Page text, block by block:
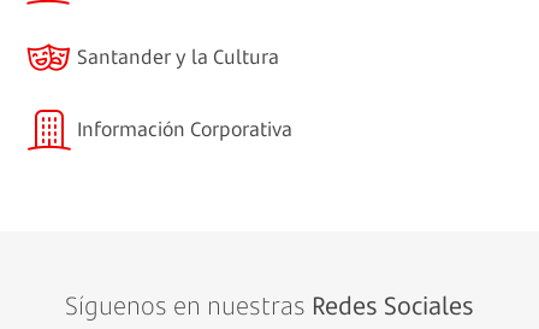
Santander y la Cultura
Información Corporativa
Síguenos en nuestras Redes Sociales